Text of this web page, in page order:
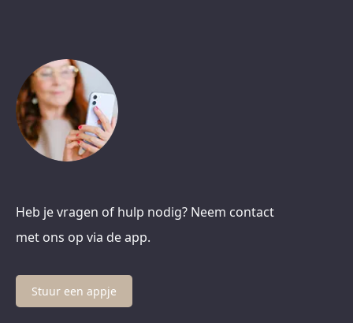
Heb je vragen of hulp nodig? Neem contact
met ons op via de app.
Stuur een appje